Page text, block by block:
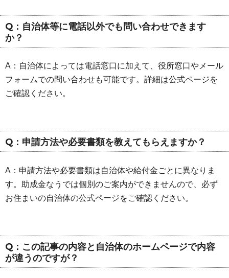
Q：自治体等に電話以外でも問い合わせできます
か？
A：自治体によっては電話窓口に加えて、役所窓口やメール
フォームでの問い合わせも可能です。詳細は公式ページを
ご確認ください。
Q：申請方法や必要書類を教えてもらえますか？
A：申請方法や必要書類は自治体や給付金ごとに異なりま
す。助成金なうでは個別のご案内ができませんので、必ず
お住まいの自治体の公式ページをご確認ください。
Q：この記事の内容と自治体のホームページで内容
が違うのですが？